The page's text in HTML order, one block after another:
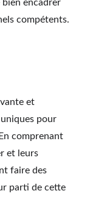
encadrer
compétents.
et
pour
comprenant
et leurs
faire des
parti de cette